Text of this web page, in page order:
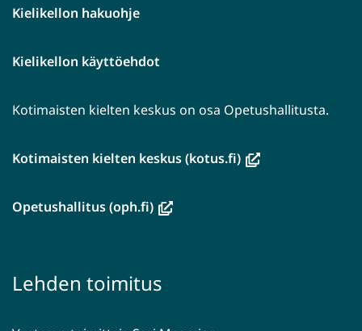
Kielikellon hakuohje
Kielikellon käyttöehdot
Kotimaisten kielten keskus on osa Opetushallitusta.
Kotimaisten kielten keskus (kotus.fi)(avautuu
Opetushallitus (oph.fi)(avautuu
toiseen
Lehden toimitus